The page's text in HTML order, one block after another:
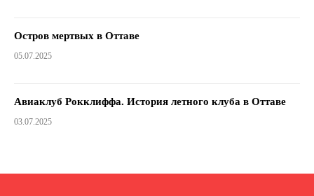
Остров мертвых в Оттаве
05.07.2025
Авиаклуб Рокклиффа. История летного клуба в Оттаве
03.07.2025